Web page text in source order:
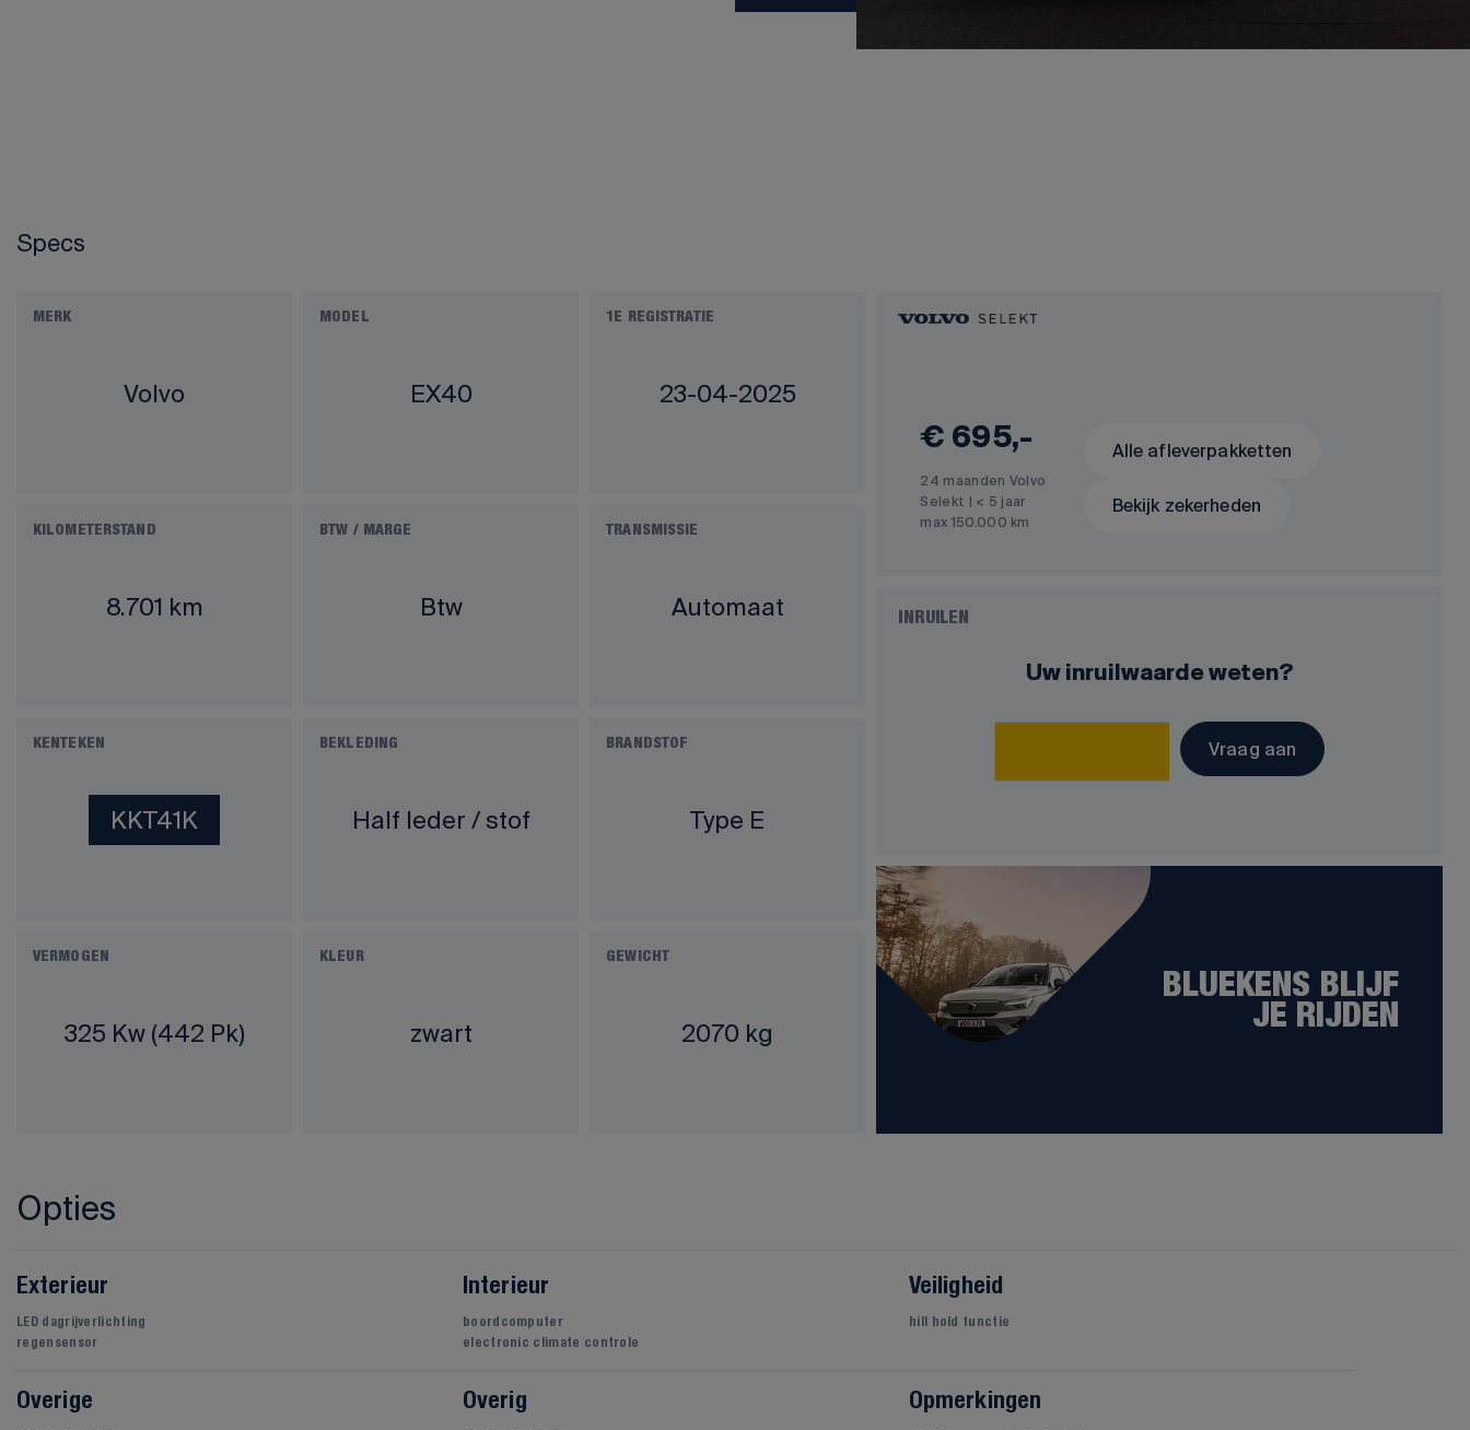
Specs
MERK
Volvo
MODEL
EX40
1E REGISTRATIE
23-04-2025
KILOMETERSTAND
8.701 km
BTW / MARGE
Btw
TRANSMISSIE
Automaat
KENTEKEN
KKT41K
BEKLEDING
Half leder / stof
BRANDSTOF
Type E
VERMOGEN
325 Kw (442 Pk)
KLEUR
zwart
GEWICHT
2070 kg
€ 695,-
24 maanden Volvo
Selekt | < 5 jaar
max 150.000 km
Alle afleverpakketten
Bekijk zekerheden
INRUILEN
Uw inruilwaarde weten?
Vraag aan
BLUEKENS BLIJF
JE RIJDEN
Opties
Exterieur
LED dagrijverlichting
regensensor
Interieur
boordcomputer
electronic climate controle
Veiligheid
hill hold functie
Overige Overig Opmerkingen